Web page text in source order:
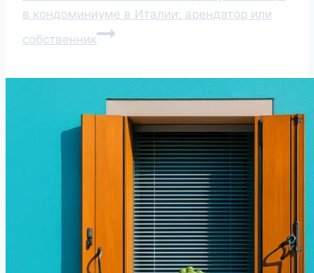
в кондоминиуме в Италии: арендатор или
собственник